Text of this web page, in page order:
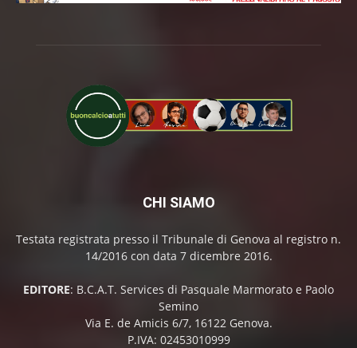
CHI SIAMO
Testata registrata presso il Tribunale di Genova al registro n.
14/2016 con data 7 dicembre 2016.
EDITORE: B.C.A.T. Services di Pasquale Marmorato e Paolo
Semino
Via E. de Amicis 6/7, 16122 Genova.
P.IVA: 02453010999